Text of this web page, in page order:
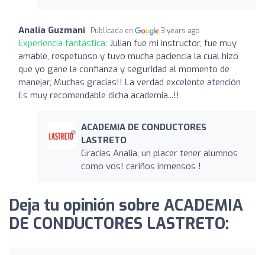
Analia Guzmani Publicada en 3 years ago
Experiencia fantástica: Julian fue mi instructor, fue muy
amable, respetuoso y tuvo mucha paciencia la cual hizo
que yo gane la confianza y seguridad al momento de
manejar, Muchas gracias!! La verdad excelente atención
Es muy recomendable dicha academia...!!
ACADEMIA DE CONDUCTORES
LASTRETO
Gracias Analia, un placer tener alumnos
como vos! cariños inmensos !
Deja tu opinión sobre ACADEMIA
DE CONDUCTORES LASTRETO: